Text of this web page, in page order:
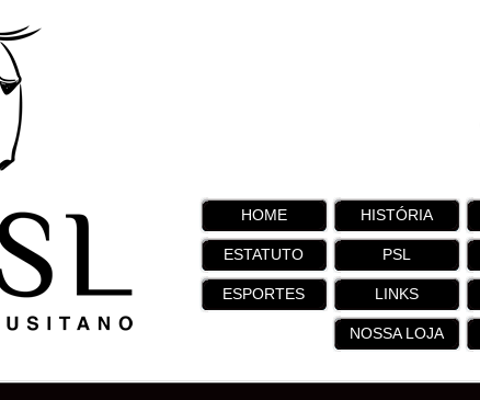
HOME HISTÓRIA
ESTATUTO PSL
ESPORTES LINKS
NOSSA LOJA